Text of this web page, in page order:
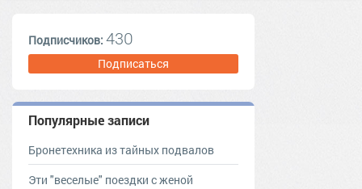
Подписчиков: 430
Подписаться
Популярные записи
Бронетехника из тайных подвалов
Эти "веселые" поездки с женой